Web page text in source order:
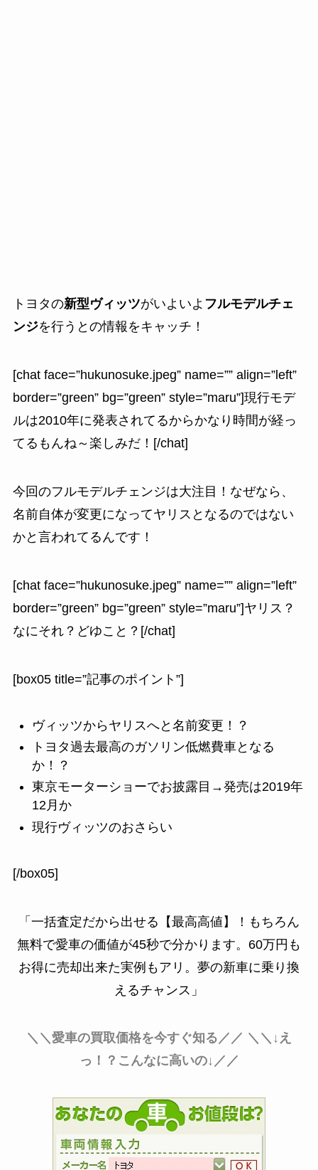
トヨタの新型ヴィッツがいよいよ フルモデルチェ
ンジを行うとの情報をキャッチ！
[chat face=”hukunosuke.jpeg” name=”” align=”left”
border=”green” bg=”green” style=”maru”]現行モデ
ルは2010年に発表されてるからかなり時間が経っ
てるもんね～楽しみだ！[/chat]
今回のフルモデルチェンジは大注目！なぜなら、
名前自体が変更になってヤリスとなるのではない
かと言われてるんです！
[chat face=”hukunosuke.jpeg” name=”” align=”left”
border=”green” bg=”green” style=”maru”]ヤリス？
なにそれ？どゆこと？[/chat]
[box05 title=”記事のポイント”]
ヴィッツからヤリスへと名前変更！？
トヨタ過去最高のガソリン低燃費車となる
か！？
東京モーターショーでお披露目→発売は2019年
12月か
現行ヴィッツのおさらい
[/box05]
「一括査定だから出せる【最高高値】！もちろん
無料で愛車の価値が45秒で分かります。60万円も
お得に売却出来た実例もアリ。夢の新車に乗り換
えるチャンス」
＼＼愛車の買取価格を今すぐ知る／／ ＼＼↓え
っ！？こんなに高いの↓／／